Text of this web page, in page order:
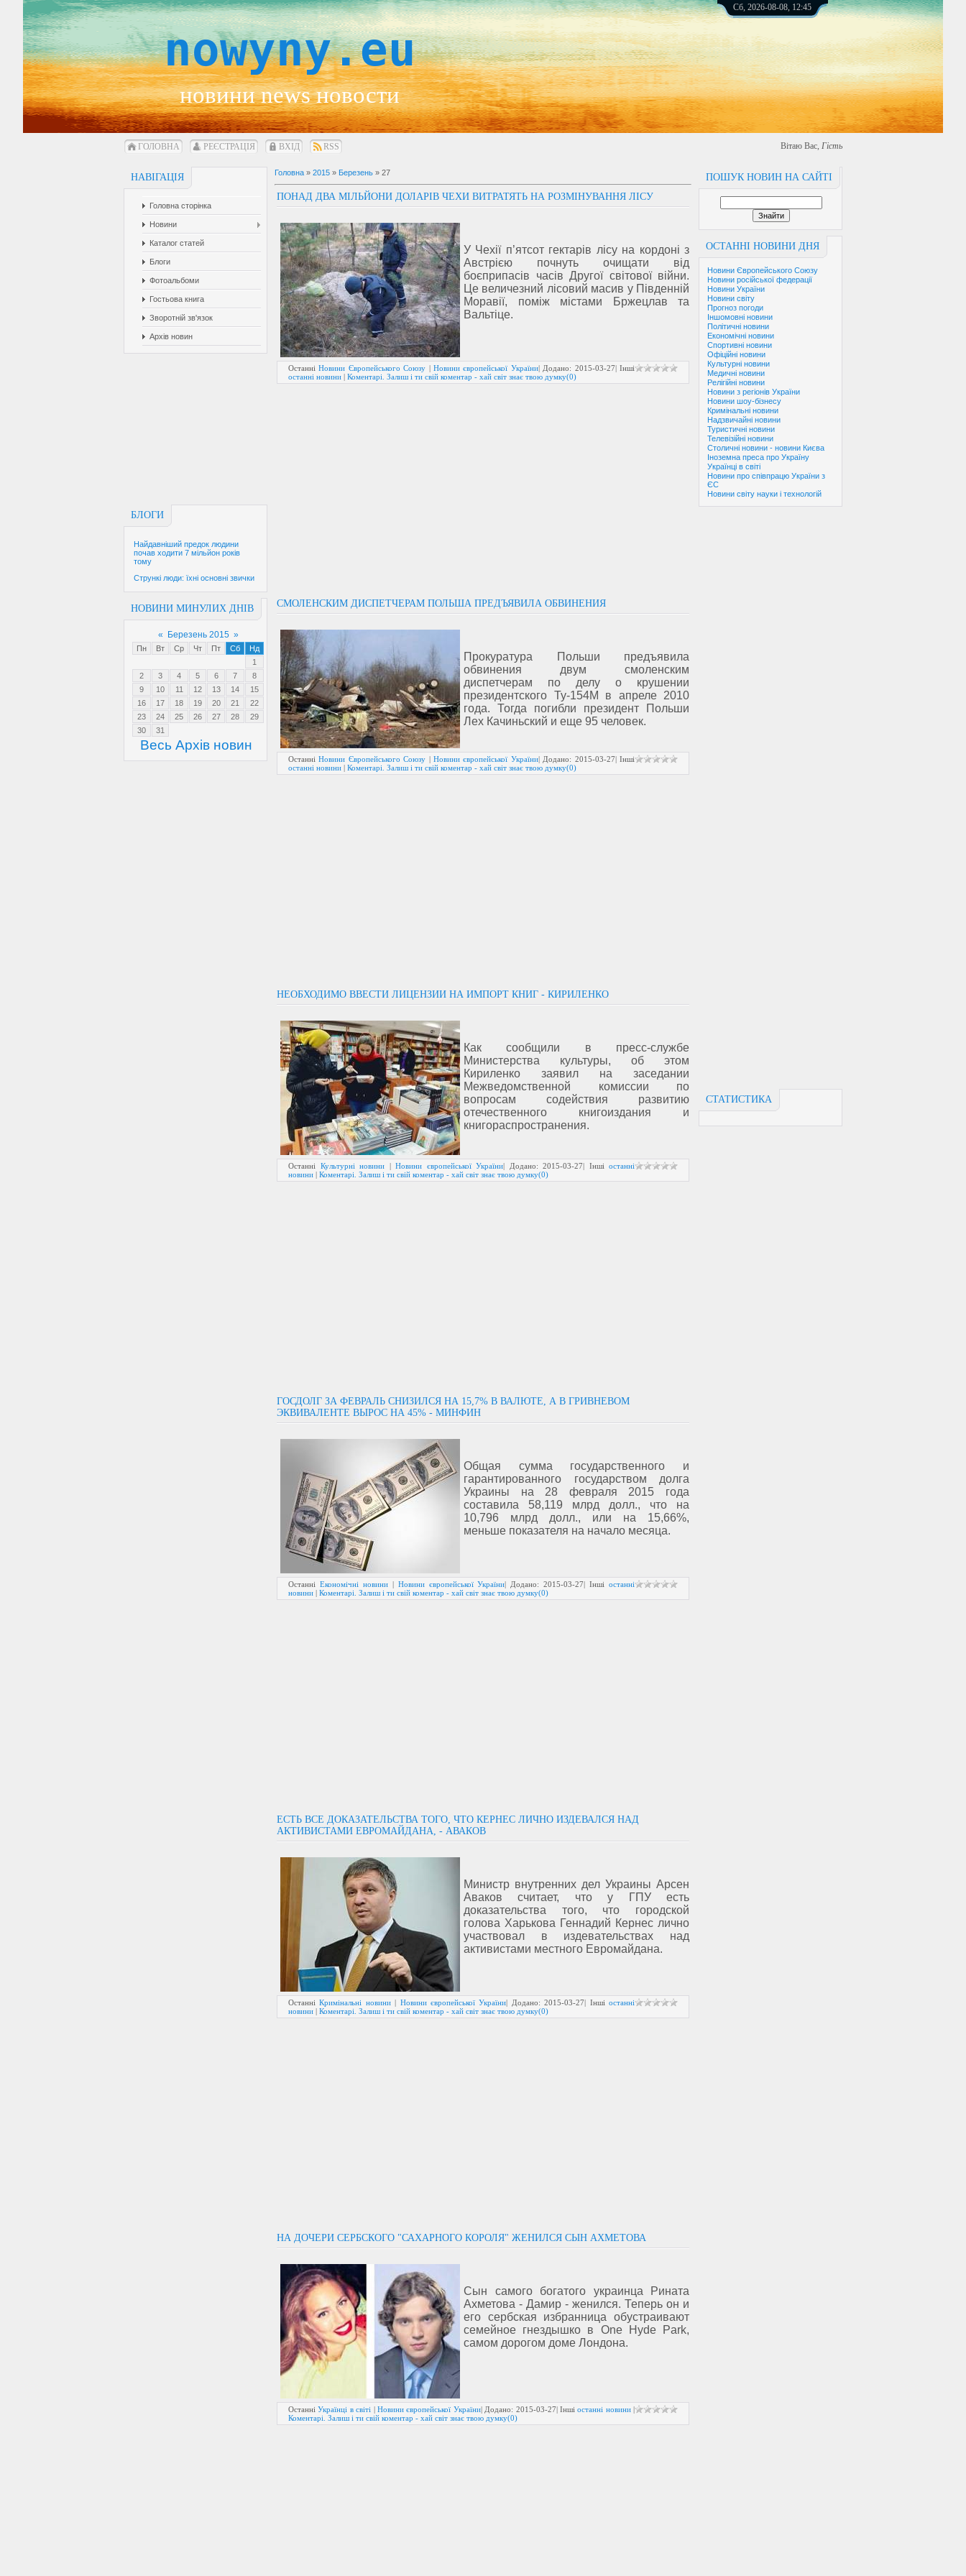
nowyny.eu
новини news новости
Сб, 2026-08-08, 12:45
ГОЛОВНА РЕЄСТРАЦІЯ ВХІД RSS Вітаю Вас, Гість
НАВІГАЦІЯ
Головна сторінка
Новини
Каталог статей
Блоги
Фотоальбоми
Гостьова книга
Зворотній зв'язок
Архів новин
БЛОГИ
Найдавніший предок людини
почав ходити 7 мільйон років
тому
Стрункі люди: їхні основні звички
НОВИНИ МИНУЛИХ ДНІВ
« Березень 2015 »
Пн Вт Ср Чт Пт Сб
Нд
1
2
3 4 5 6 7
8
9
10 11 12 13 14
15
16
17 18 19 20 21
22
23
24 25 26 27 28
29
30
31
Весь Архів новин
ПОШУК НОВИН НА САЙТІ
ОСТАННІ НОВИНИ ДНЯ
Новини Європейського Союзу
Новини російської федерації
Новини України
Новини світу
Прогноз погоди
Іншомовні новини
Політичні новини
Економічні новини
Спортивні новини
Офіційні новини
Культурні новини
Медичні новини
Релігійні новини
Новини з регіонів України
Новини шоу-бізнесу
Кримінальні новини
Надзвичайні новини
Туристичні новини
Телевізійні новини
Столичні новини - новини Києва
Іноземна преса про Україну
Українці в світі
Новини про співпрацю України з
ЄС
Новини світу науки і технологій
СТАТИСТИКА
Головна » 2015 » Березень » 27
ПОНАД ДВА МІЛЬЙОНИ ДОЛАРІВ ЧЕХИ ВИТРАТЯТЬ НА РОЗМІНУВАННЯ ЛІСУ
У Чехії п’ятсот гектарів лісу на кордоні з
Австрією почнуть очищати від
боєприпасів часів Другої світової війни.
Це величезний лісовий масив у Південній
Моравії, поміж містами Бржецлав та
Вальтіце.
ОстанніНовини Європейського Союзу |Новини європейської України| Додано: 2015-03-27| Інші
останні новини | Коментарі. Залиш і ти свій коментар - хай світ знає твою думку(0)
СМОЛЕНСКИМ ДИСПЕТЧЕРАМ ПОЛЬША ПРЕДЪЯВИЛА ОБВИНЕНИЯ
Прокуратура Польши предъявила
обвинения двум смоленским
диспетчерам по делу о крушении
президентского Ту-154М в апреле 2010
года. Тогда погибли президент Польши
Лех Качиньский и еще 95 человек.
ОстанніНовини Європейського Союзу |Новини європейської України| Додано: 2015-03-27| Інші
останні новини | Коментарі. Залиш і ти свій коментар - хай світ знає твою думку(0)
НЕОБХОДИМО ВВЕСТИ ЛИЦЕНЗИИ НА ИМПОРТ КНИГ - КИРИЛЕНКО
Как сообщили в пресс-службе
Министерства культуры, об этом
Кириленко заявил на заседании
Межведомственной комиссии по
вопросам содействия развитию
отечественного книгоиздания и
книгораспространения.
Останні Культурні новини | Новини європейської України| Додано: 2015-03-27| Інші останні
новини | Коментарі. Залиш і ти свій коментар - хай світ знає твою думку(0)
ГОСДОЛГ ЗА ФЕВРАЛЬ СНИЗИЛСЯ НА 15,7% В ВАЛЮТЕ, А В ГРИВНЕВОМ
ЭКВИВАЛЕНТЕ ВЫРОС НА 45% - МИНФИН
Общая сумма государственного и
гарантированного государством долга
Украины на 28 февраля 2015 года
составила 58,119 млрд долл., что на
10,796 млрд долл., или на 15,66%,
меньше показателя на начало месяца.
Останні Економічні новини| Новини європейської України| Додано:2015-03-27| Іншіостанні
новини | Коментарі. Залиш і ти свій коментар - хай світ знає твою думку(0)
ЕСТЬ ВСЕ ДОКАЗАТЕЛЬСТВА ТОГО, ЧТО КЕРНЕС ЛИЧНО ИЗДЕВАЛСЯ НАД
АКТИВИСТАМИ ЕВРОМАЙДАНА, - АВАКОВ
Министр внутренних дел Украины Арсен
Аваков считает, что у ГПУ есть
доказательства того, что городской
голова Харькова Геннадий Кернес лично
участвовал в издевательствах над
активистами местного Евромайдана.
ОстанніКримінальні новини| Новини європейської України| Додано:2015-03-27| Іншіостанні
новини | Коментарі. Залиш і ти свій коментар - хай світ знає твою думку(0)
НА ДОЧЕРИ СЕРБСКОГО "САХАРНОГО КОРОЛЯ" ЖЕНИЛСЯ СЫН АХМЕТОВА
Сын самого богатого украинца Рината
Ахметова - Дамир - женился. Теперь он и
его сербская избранница обустраивают
семейное гнездышко в One Hyde Park,
самом дорогом доме Лондона.
ОстанніУкраїнці в світі | Новини європейської України| Додано: 2015-03-27| Іншіостанні новини|
Коментарі. Залиш і ти свій коментар - хай світ знає твою думку(0)